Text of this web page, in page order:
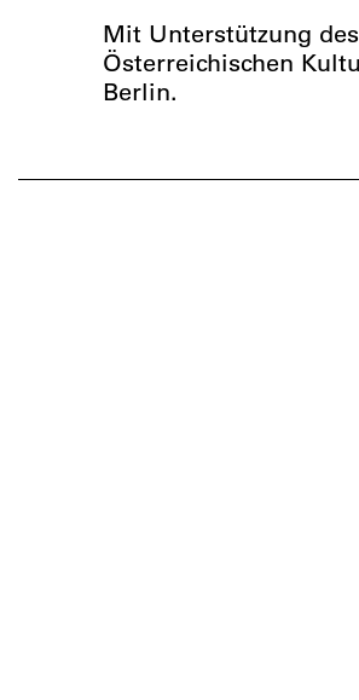
Mit Unterstützung des
Österreichischen
Berlin.